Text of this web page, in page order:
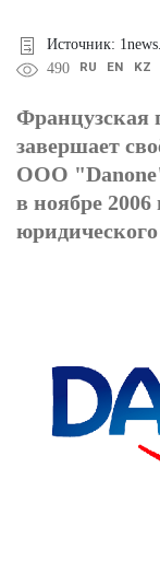
Источник:
490
RU EN KZ
Французская
завершает
ООО
в ноябре